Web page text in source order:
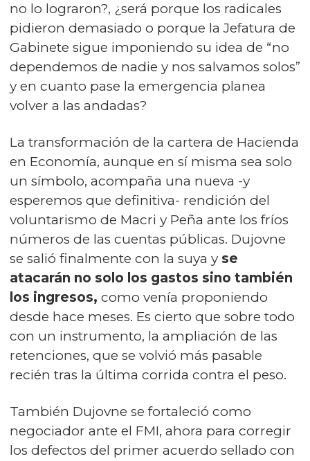
no lo lograron?, ¿será porque los radicales
pidieron demasiado o porque la Jefatura de
Gabinete sigue imponiendo su idea de “no
dependemos de nadie y nos salvamos solos”
y en cuanto pase la emergencia planea
volver a las andadas?
La transformación de la cartera de Hacienda
en Economía, aunque en sí misma sea solo
un símbolo, acompaña una nueva -y
esperemos que definitiva- rendición del
voluntarismo de Macri y Peña ante los fríos
números de las cuentas públicas. Dujovne
se salió finalmente con la suya y se
atacarán no solo los gastos sino también
los ingresos, como venía proponiendo
desde hace meses. Es cierto que sobre todo
con un instrumento, la ampliación de las
retenciones, que se volvió más pasable
recién tras la última corrida contra el peso.
También Dujovne se fortaleció como
negociador ante el FMI, ahora para corregir
los defectos del primer acuerdo sellado con